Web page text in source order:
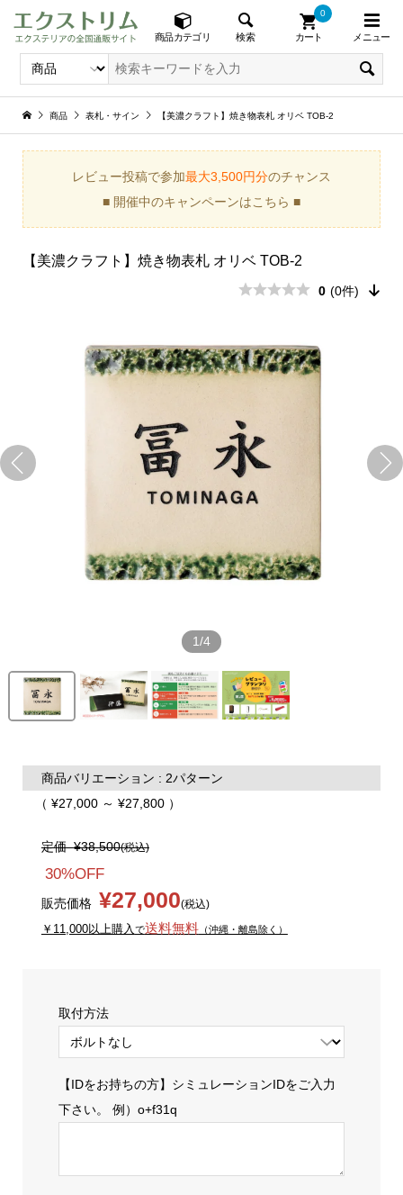
商品カテゴリ 検索 カート
0
メニュー
商品 表札・サイン 【美濃クラフト】焼き物表札 オリベ TOB-2
レビュー投稿で参加最大3,500円分のチャンス
■ 開催中のキャンペーンはこちら ■
【美濃クラフト】焼き物表札 オリベ TOB-2
0 (0件)
1/4
商品バリエーション : 2パターン
（ ¥27,000 ～ ¥27,800 ）
定価¥38,500(税込)
30%OFF
販売価格 ¥27,000(税込)
￥11,000以上購入 で送料無料（沖縄・離島除く）
取付方法
【IDをお持ちの方】シミュレーションIDをご入力
下さい。 例）o+f31q